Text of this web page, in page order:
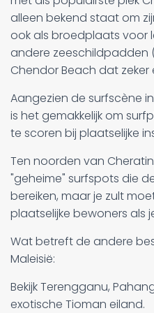
alleen bekend staat om
ook als broedplaats voor
andere zeeschildpadden
Chendor Beach dat zeker
Aangezien de surfscène
is het gemakkelijk om
te scoren bij plaatselijke
Ten noorden van
"geheime" surfspots die
bereiken, maar je zult
plaatselijke bewoners als
Wat betreft de andere
Maleisië:
Bekijk Terengganu,
exotische Tioman eiland.